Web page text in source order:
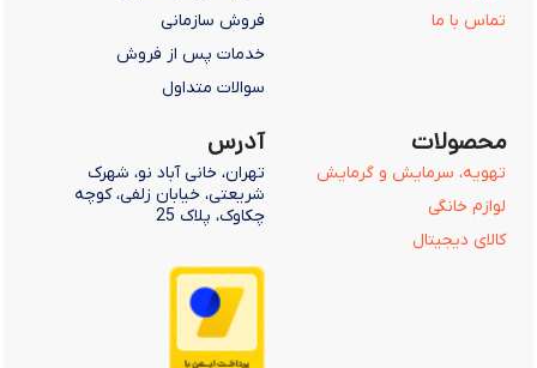
تماس با ما
فروش سازمانی
خدمات پس از فروش
سوالات متداول
محصولات
تهویه، سرمایش و گرمایش
لوازم خانگی
کالای دیجیتال
آدرس
تهران، خانی آباد نو، شهرک
شریعتی، خیابان زلفی، کوچه
چکاوک، پلاک 25